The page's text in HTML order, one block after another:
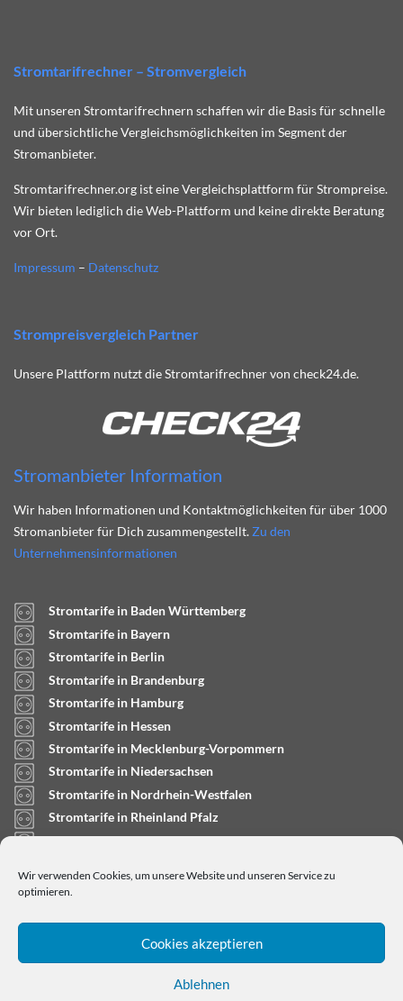
Wir verwenden Cookies, um unsere Website und unseren Service zu
optimieren.
Cookies akzeptieren
Ablehnen
Stromtarifrechner – Stromvergleich
Mit unseren Stromtarifrechnern schaffen wir die Basis für schnelle
und übersichtliche Vergleichsmöglichkeiten im Segment der
Stromanbieter.
Stromtarifrechner.org ist eine Vergleichsplattform für Strompreise.
Wir bieten lediglich die Web-Plattform und keine direkte Beratung
vor Ort.
Impressum – Datenschutz
Strompreisvergleich Partner
Unsere Plattform nutzt die Stromtarifrechner von check24.de.
Stromanbieter Information
Wir haben Informationen und Kontaktmöglichkeiten für über 1000
Stromanbieter für Dich zusammengestellt. Zu den
Unternehmensinformationen
Stromtarife in Baden Württemberg
Stromtarife in Bayern
Stromtarife in Berlin
Stromtarife in Brandenburg
Stromtarife in Hamburg
Stromtarife in Hessen
Stromtarife in Mecklenburg-Vorpommern
Stromtarife in Niedersachsen
Stromtarife in Nordrhein-Westfalen
Stromtarife in Rheinland Pfalz
Stromtarife in Saarland
Stromtarife in Schleswig-Holstein